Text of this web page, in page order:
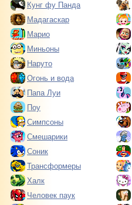
Кунг фу Панда
Мадагаскар
Марио
Миньоны
Наруто
Огонь и вода
Папа Луи
Поу
Симпсоны
Смешарики
Соник
Трансформеры
Халк
Человек паук